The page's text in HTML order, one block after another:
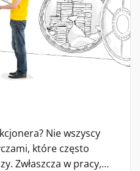
Nie wszyscy
które często
Zwłaszcza w pracy,